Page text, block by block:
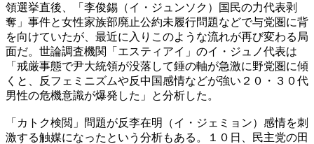
領選挙直後、「李俊錫（イ・ジュンソク）国民の力代表剥
奪」事件と女性家族部廃止公約未履行問題などで与党圏に背
を向けていたが、最近に入りこのような流れが再び変わる局
面だ。世論調査機関「エスティアイ」のイ・ジュノ代表は
「戒厳事態で尹大統領が没落して錘の軸が急激に野党圏に傾
くと、反フェミニズムや反中国感情などが強い２０・３０代
男性の危機意識が爆発した」と分析した。
「カトク検閲」問題が反李在明（イ・ジェミョン）感情を刺
激する触媒になったという分析もある。１０日、民主党の田